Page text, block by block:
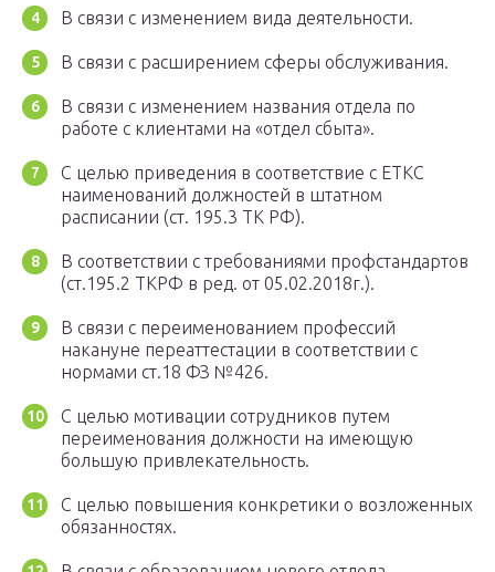
В связи с изменением вида деятельности.
В связи с расширением сферы обслуживания.
В связи с изменением названия отдела по
работе с клиентами на «отдел сбыта».
С целью приведения в соответствие с ЕТКС
наименований должностей в штатном
расписании (ст. 195.3 ТК РФ).
В соответствии с требованиями профстандартов
(ст.195.2 ТКРФ в ред. от 05.02.2018г.).
В связи с переименованием профессий
накануне переаттестации в соответствии с
нормами ст.18 ФЗ №426.
С целью мотивации сотрудников путем
переименования должности на имеющую
большую привлекательность.
С целью повышения конкретики о возложенных
обязанностях.